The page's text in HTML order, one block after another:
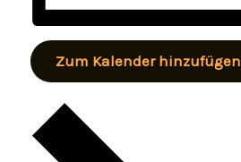
Zum Kalender hinzufügen